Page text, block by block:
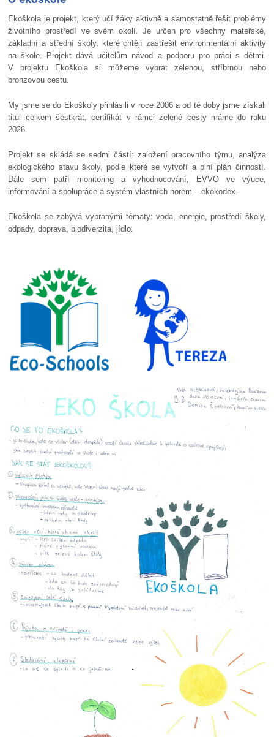
Ekoškola je projekt, který učí žáky aktivně a samostatně řešit problémy
životního prostředí ve svém okolí. Je určen pro všechny mateřské,
základní a střední školy, které chtějí zastřešit environmentální aktivity
na škole. Projekt dává učitelům návod a podporu pro práci s dětmi.
V projektu Ekoškola si můžeme vybrat zelenou, stříbrnou nebo
bronzovou cestu.
My jsme se do Ekoškoly přihlásili v roce 2006 a od té doby jsme získali
titul celkem šestkrát, certifikát v rámci zelené cesty máme do roku
2026.
Projekt se skládá se sedmi částí: založení pracovního týmu, analýza
ekologického stavu školy, podle které se vytvoří a plní plán činností.
Dále sem patří monitoring a vyhodnocování, EVVO ve výuce,
informování a spolupráce a systém vlastních norem – ekokodex.
Ekoškola se zabývá vybranými tématy: voda, energie, prostředí školy,
odpady, doprava, biodiverzita, jídlo.